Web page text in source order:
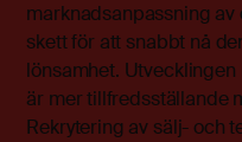
marknadsanpassning
skett för att snabbt nå
lönsamhet.
är mer tillfredsställande
Rekrytering av sälj- och